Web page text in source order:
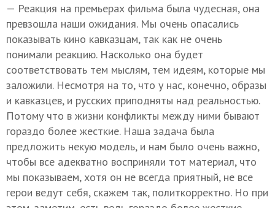
— Реакция на премьерах фильма была чудесная, она
превзошла наши ожидания. Мы очень опасались
показывать кино кавказцам, так как не очень
понимали реакцию. Насколько она будет
соответствовать тем мыслям, тем идеям, которые мы
заложили. Несмотря на то, что у нас, конечно, образы
и кавказцев, и русских приподняты над реальностью.
Потому что в жизни конфликты между ними бывают
гораздо более жесткие. Наша задача была
предложить некую модель, и нам было очень важно,
чтобы все адекватно восприняли тот материал, что
мы показываем, хотя он не всегда приятный, не все
герои ведут себя, скажем так, политкорректно. Но при